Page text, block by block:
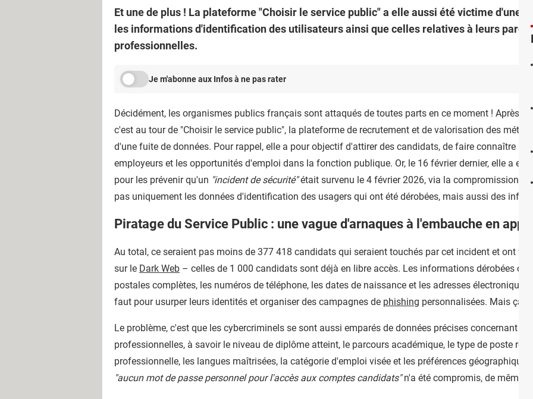
Et une de plus ! La plateforme "Choisir le service public" a elle aussi été victime d'une
les informations d'identification des utilisateurs ainsi que celles relatives à leurs
professionnelles.
Je m'abonne aux Infos à ne pas rater
Décidément, les organismes publics français sont attaqués de toutes parts en ce moment ! Après le
c'est au tour de "Choisir le service public", la plateforme de recrutement et de valorisation des
d'une fuite de données. Pour rappel, elle a pour objectif d'attirer des candidats, de faire connaître les
employeurs et les opportunités d'emploi dans la fonction publique. Or, le 16 février dernier, elle a
pour les prévenir qu'un "incident de sécurité"était survenu le 4 février 2026, via la compromission
pas uniquement les données d'identification des usagers qui ont été dérobées, mais aussi des
Piratage du Service Public : une vague d'arnaques à l'embauche en
Au total, ce seraient pas moins de 377 418 candidats qui seraient touchés par cet incident et ont vu
sur le Dark Web – celles de 1 000 candidats sont déjà en libre accès. Les informations dérobées
postales complètes, les numéros de téléphone, les dates de naissance et les adresses électroniques
faut pour usurper leurs identités et organiser des campagnes de phishing personnalisées. Mais ça,
Le problème, c'est que les cybercriminels se sont aussi emparés de données précises concernant
professionnelles, à savoir le niveau de diplôme atteint, le parcours académique, le type de poste
professionnelle, les langues maîtrisées, la catégorie d'emploi visée et les préférences géographiques
"aucun mot de passe personnel pour l'accès aux comptes candidats"n'a été compromis, de même